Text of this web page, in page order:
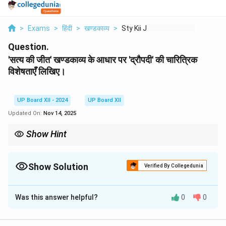
> Exams > हिंदी > खण्डकाव्य > Sty Kii Jiit Khndkav...
Question.
'सत्य की जीत' खण्डकाव्य के आधार पर 'द्रौपदी' की चारित्रिक
विशेषताएँ लिखिए।
UP Board XII - 2024
UP Board XII
Updated On: Nov 14, 2025
Show Hint
Show Solution Verified By Collegedunia
Solution and Explanation
'सत्य की जीत' खण्डकाव्य में द्रौपदी का चरित्र अत्यधिक मजबूत और
Was this answer helpful? 0 0